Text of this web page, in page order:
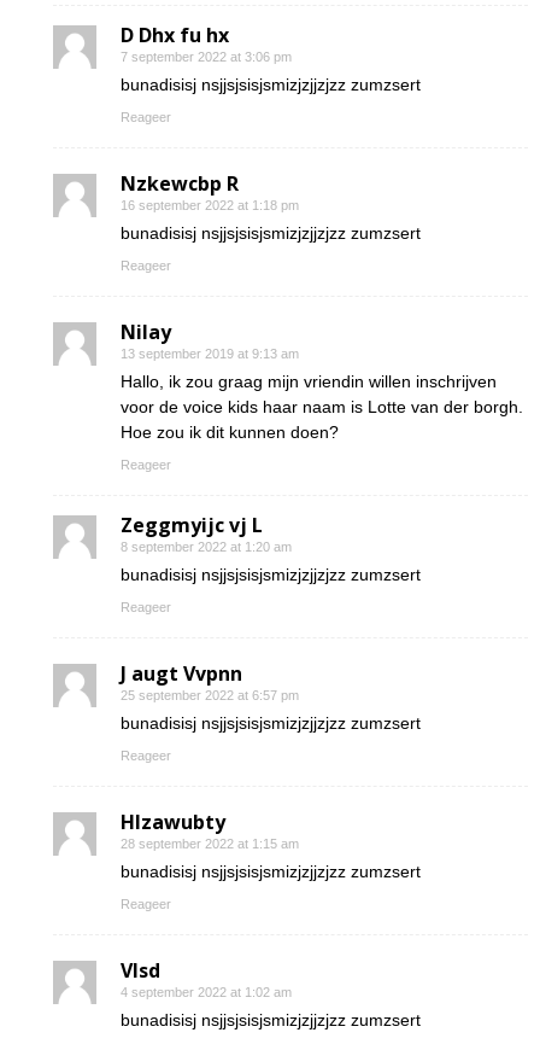
D Dhx fu hx
7 september 2022 at 3:06 pm
bunadisisj nsjjsjsisjsmizjzjjzjzz zumzsert
Reageer
Nzkewcbp R
16 september 2022 at 1:18 pm
bunadisisj nsjjsjsisjsmizjzjjzjzz zumzsert
Reageer
Nilay
13 september 2019 at 9:13 am
Hallo, ik zou graag mijn vriendin willen inschrijven
voor de voice kids haar naam is Lotte van der borgh.
Hoe zou ik dit kunnen doen?
Reageer
Zeggmyijc vj L
8 september 2022 at 1:20 am
bunadisisj nsjjsjsisjsmizjzjjzjzz zumzsert
Reageer
J augt Vvpnn
25 september 2022 at 6:57 pm
bunadisisj nsjjsjsisjsmizjzjjzjzz zumzsert
Reageer
Hlzawubty
28 september 2022 at 1:15 am
bunadisisj nsjjsjsisjsmizjzjjzjzz zumzsert
Reageer
Vlsd
4 september 2022 at 1:02 am
bunadisisj nsjjsjsisjsmizjzjjzjzz zumzsert